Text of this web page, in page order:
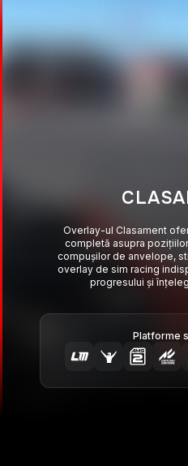
Overlay-ul Clasament
completă asupra
compușilor de anvelope,
overlay de sim racing
progresului și
Platforme